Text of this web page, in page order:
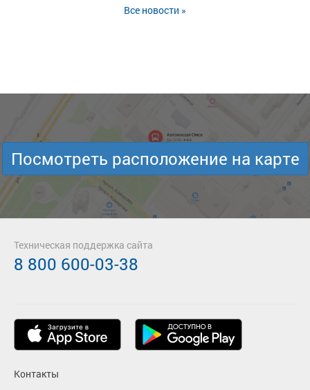
Все новости »
Посмотреть расположение на карте
Контакты
Техническая поддержка сайта
8 800 600-03-38